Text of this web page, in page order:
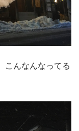
こんなんなってる